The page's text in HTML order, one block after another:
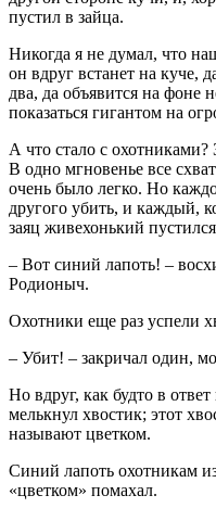
пустил в зайца.
Никогда я не думал, что
он вдруг встанет на куче,
два, да объявится на фоне
показаться гигантом на
А что стало с
В одно мгновенье все
очень было легко. Но
другого убить, и каждый,
заяц живехонький
– Вот синий лапоть! –
Родионыч.
Охотники еще раз успели
– Убит! – закричал один,
Но вдруг, как будто в
мелькнул хвостик; этот
называют цветком.
Синий лапоть охотникам
«цветком» помахал.